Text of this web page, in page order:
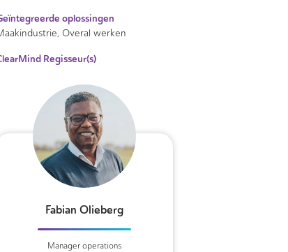
oplossingen
Overal werken
Regisseur(s)
Fabian Olieberg
Manager operations